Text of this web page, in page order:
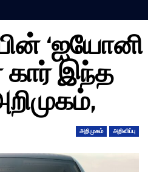
‘ஐயோனி
கார் இந்த
அறிமுகம் அறிவிப்பு